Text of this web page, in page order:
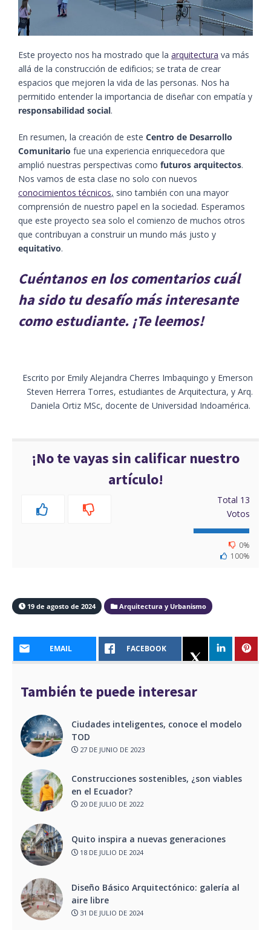
Este proyecto nos ha mostrado que la arquitectura va más
allá de la construcción de edificios; se trata de crear
espacios que mejoren la vida de las personas. Nos ha
permitido entender la importancia de diseñar con empatía y
responsabilidad social.
En resumen, la creación de este Centro de Desarrollo
Comunitario fue una experiencia enriquecedora que
amplió nuestras perspectivas como futuros arquitectos.
Nos vamos de esta clase no solo con nuevos
conocimientos técnicos, sino también con una mayor
comprensión de nuestro papel en la sociedad. Esperamos
que este proyecto sea solo el comienzo de muchos otros
que contribuyan a construir un mundo más justo y
equitativo.
Cuéntanos en los comentarios cuál
ha sido tu desafío más interesante
como estudiante. ¡Te leemos!
Escrito por Emily Alejandra Cherres Imbaquingo y Emerson
Steven Herrera Torres, estudiantes de Arquitectura, y Arq.
Daniela Ortiz MSc, docente de Universidad Indoamérica.
¡No te vayas sin calificar nuestro
artículo!
Total 13
Votos
0%
100%
19 de agosto de 2024 Arquitectura y Urbanismo
EMAIL FACEBOOK
También te puede interesar
Ciudades inteligentes, conoce el modelo
TOD
27 DE JUNIO DE 2023
Construcciones sostenibles, ¿son viables
en el Ecuador?
20 DE JULIO DE 2022
Quito inspira a nuevas generaciones
18 DE JULIO DE 2024
Diseño Básico Arquitectónico: galería al
aire libre
31 DE JULIO DE 2024